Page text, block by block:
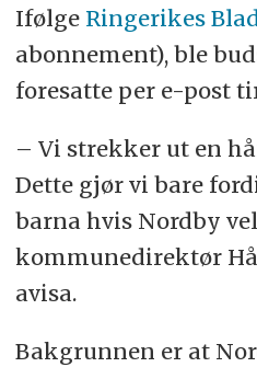
Ifølge Ringerikes
abonnement), ble
foresatte per e-post
– Vi strekker ut en
Dette gjør vi bare
barna hvis Nordby
kommunedirektør
avisa.
Bakgrunnen er at